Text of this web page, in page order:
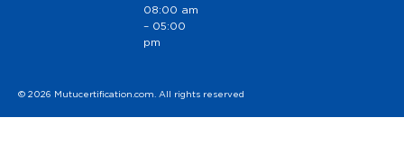
08:00 am
– 05:00
pm
© 2026 Mutucertification.com. All rights reserved